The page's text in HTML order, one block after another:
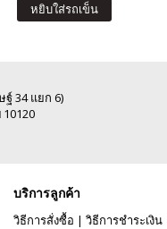
หยิบใส่รถเข็น
34 แยก 6)
บริการลูกค้า
วิธีการสั่งซื้อ | วิธีการชำระเงิน